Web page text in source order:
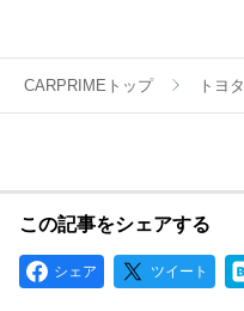
CARPRIMEトップ トヨタ
この記事をシェアする
シェア ツイート